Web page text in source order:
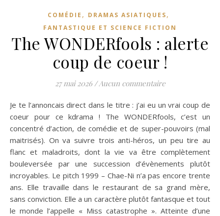
COMÉDIE , DRAMAS ASIATIQUES,
FANTASTIQUE ET SCIENCE FICTION
The WONDERfools : alerte
coup de coeur !
27 mai 2026 / Aucun commentaire
Je te l’annoncais direct dans le titre : j’ai eu un vrai coup de
coeur pour ce kdrama ! The WONDERfools, c’est un
concentré d’action, de comédie et de super-pouvoirs (mal
maitrisés). On va suivre trois anti-héros, un peu tire au
flanc et maladroits, dont la vie va être complètement
bouleversée par une succession d’évènements plutôt
incroyables. Le pitch 1999 – Chae-Ni n’a pas encore trente
ans. Elle travaille dans le restaurant de sa grand mère,
sans conviction. Elle a un caractère plutôt fantasque et tout
le monde l’appelle « Miss catastrophe ». Atteinte d’une